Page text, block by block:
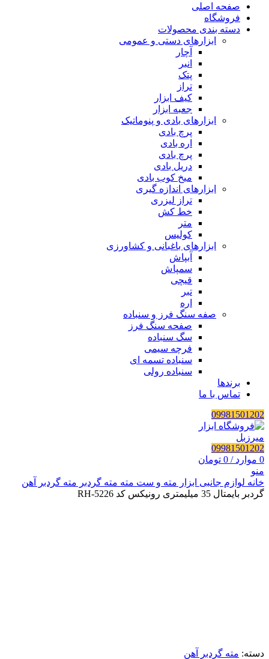
صفحه اصلی
فروشگاه
دسته بندی محصولات
ابزارهای دستی و عمومی
آچار
انبر
پتک
تراز
کیف ابزار
جعبه ابزار
ابزارهای بادی و پنوماتیک
پرچ بادی
اره بادی
پرچ بادی
دریل بادی
میخ کوب بادی
ابزارهای اندازه گیری
تراز لیزری
خط کش
متر
کولیس
ابزارهای باغبانی و کشاورزی
آبپاش
سمپاش
قیچی
تبر
اره
صفه سنگ فرز و سنباده
صفحه سنگ فرز
سگ سنباده
فرچه سیمی
سنباده تسمه ای
سنباده رولی
برندها
تماس با ما
09981501202
09981501202
0 موارد /
0 تومان
منو
خانه لوازم جانبی ابزار مته و ست مته مته گردبر مته گردبر آهن
گردبر بایمتال 35 میلیمتری رونیکس کد RH-5226
دسته: مته گردبر آهن